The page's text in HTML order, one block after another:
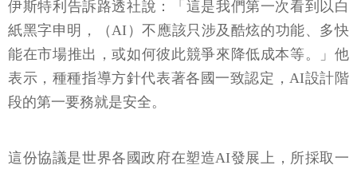
伊斯特利告訴路透社說：「這是我們第一次看到以白
紙黑字申明，（AI）不應該只涉及酷炫的功能、多快
能在市場推出，或如何彼此競爭來降低成本等。」他
表示，種種指導方針代表著各國一致認定，AI設計階
段的第一要務就是安全。
這份協議是世界各國政府在塑造AI發展上，所採取一